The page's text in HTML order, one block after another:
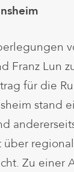
Franz Lun
für die
stand
über
Zu einer